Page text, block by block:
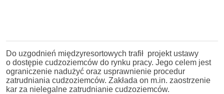
Do uzgodnień międzyresortowych trafił projekt ustawy
o dostępie cudzoziemców do rynku pracy. Jego celem jest
ograniczenie nadużyć oraz usprawnienie procedur
zatrudniania cudzoziemców. Zakłada on m.in. zaostrzenie
kar za nielegalne zatrudnianie cudzoziemców.